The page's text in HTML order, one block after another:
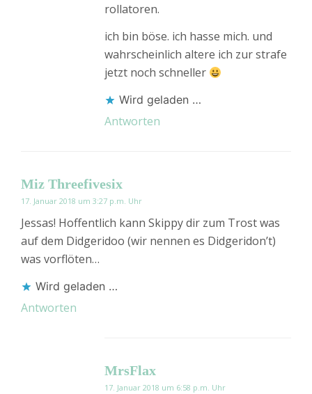
rollatoren.
ich bin böse. ich hasse mich. und
wahrscheinlich altere ich zur strafe
jetzt noch schneller
Wird geladen …
Antworten
Miz Threefivesix
17. Januar 2018 um 3:27 p.m. Uhr
Jessas! Hoffentlich kann Skippy dir zum Trost was
auf dem Didgeridoo (wir nennen es Didgeridon’t)
was vorflöten…
Wird geladen …
Antworten
MrsFlax
17. Januar 2018 um 6:58 p.m. Uhr